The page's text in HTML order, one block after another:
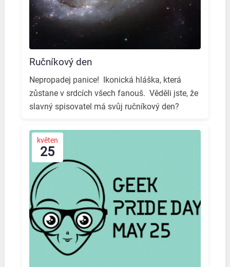
Ručníkový den
Nepropadej panice! ️ Ikonická hláška, která
zůstane v srdcích všech fanouš. ️ Věděli jste, že
slavný spisovatel má svůj ručníkový den? ️
květen
25